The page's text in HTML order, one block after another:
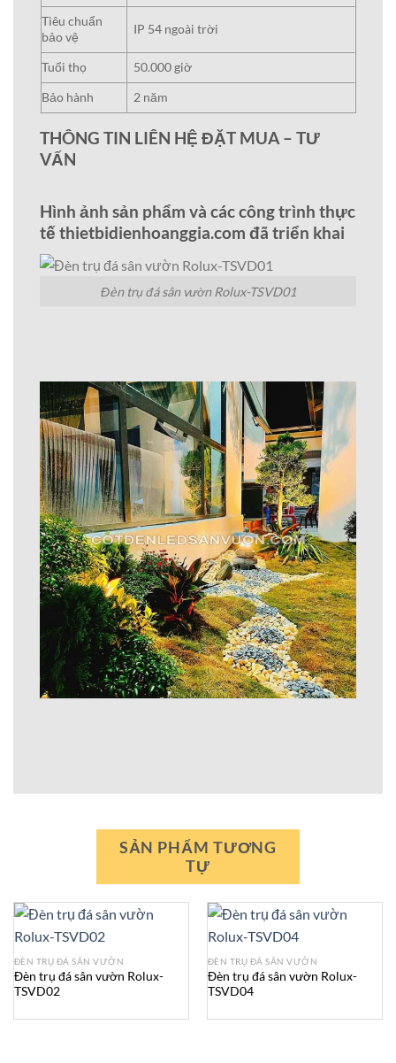
Tiêu chuẩn
bảo vệ
IP 54 ngoài trời
Tuổi thọ
50.000 giờ
Bảo hành
2 năm
THÔNG TIN LIÊN HỆ ĐẶT MUA – TƯ
VẤN
Hình ảnh sản phẩm và các công trình thực
tế thietbidienhoanggia.com đã triển khai
Đèn trụ đá sân vườn Rolux-TSVD01
SẢN PHẨM TƯƠNG
TỰ
ĐÈN TRỤ ĐÁ SÂN VƯỜN
Đèn trụ đá sân vườn Rolux-
TSVD02
ĐÈN TRỤ ĐÁ SÂN VƯỜN
Đèn trụ đá sân vườn Rolux-
TSVD04